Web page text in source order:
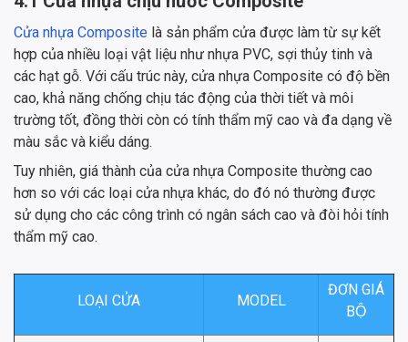
Cửa nhựa Composite là sản phẩm cửa được làm từ sự kết
hợp của nhiều loại vật liệu như nhựa PVC, sợi thủy tinh và
các hạt gỗ. Với cấu trúc này, cửa nhựa Composite có độ bền
cao, khả năng chống chịu tác động của thời tiết và môi
trường tốt, đồng thời còn có tính thẩm mỹ cao và đa dạng về
màu sắc và kiểu dáng.
Tuy nhiên, giá thành của cửa nhựa Composite thường cao
hơn so với các loại cửa nhựa khác, do đó nó thường được
sử dụng cho các công trình có ngân sách cao và đòi hỏi tính
thẩm mỹ cao.
LOẠI CỬA MODEL
ĐƠN GIÁ
BỘ